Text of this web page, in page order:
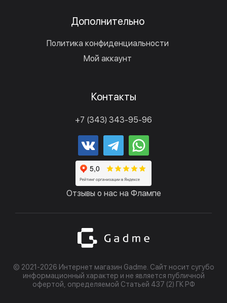
Дополнительно
Политика конфиденциальности
Мой аккаунт
Контакты
+7 (343) 343-95-96
Отзывы о нас на Флампе
© 2021-2026 Интернет магазин Gadme. Сайт носит сугубо
информационный характер и не является публичной
офертой, определяемой Статьей 437 (2) ГК РФ